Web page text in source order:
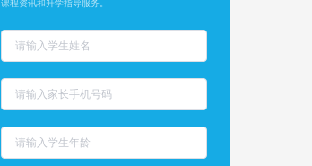
课程资讯和升学指导服务。